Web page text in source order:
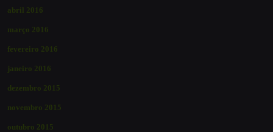
abril 2016
março 2016
fevereiro 2016
janeiro 2016
dezembro 2015
novembro 2015
outubro 2015